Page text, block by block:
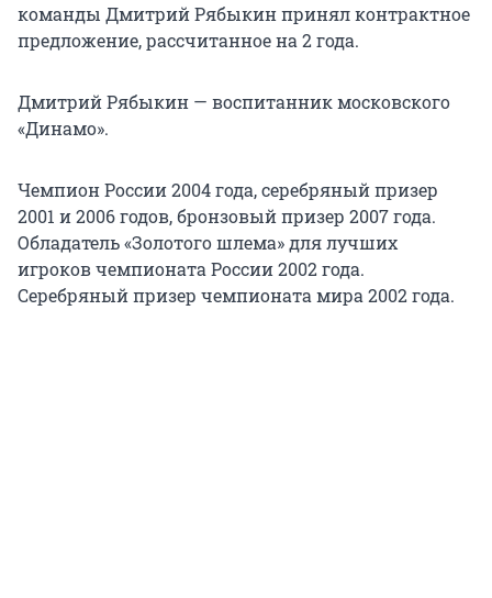
команды Дмитрий Рябыкин принял контрактное
предложение, рассчитанное на 2 года.
Дмитрий Рябыкин — воспитанник московского
«Динамо».
Чемпион России 2004 года, серебряный призер
2001 и 2006 годов, бронзовый призер 2007 года.
Обладатель «Золотого шлема» для лучших
игроков чемпионата России 2002 года.
Серебряный призер чемпионата мира 2002 года.